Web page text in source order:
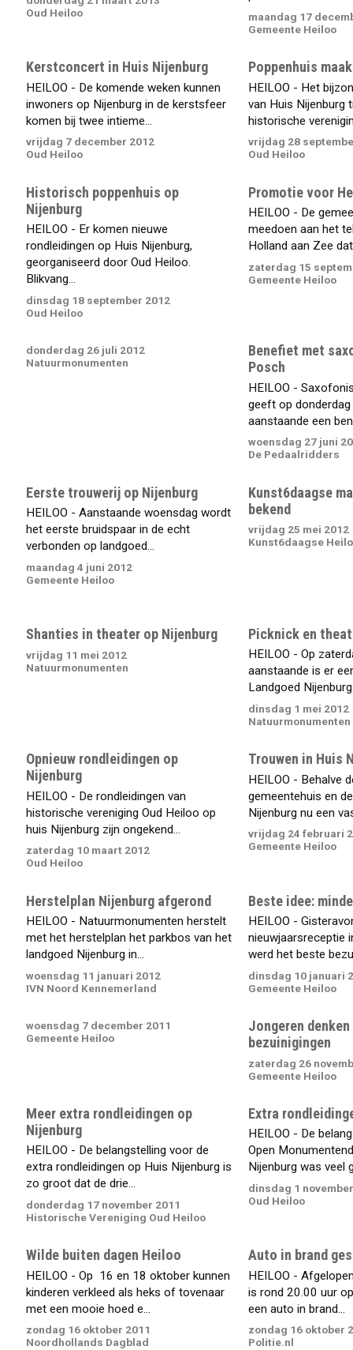
Oud Heiloo
maandag 17
Gemeente Heiloo
Kerstconcert in Huis Nijenburg
HEILOO - De komende weken kunnen
inwoners op Nijenburg in de kerstsfeer
komen bij twee intieme...
vrijdag 7 december 2012
Oud Heiloo
Poppenhuis
HEILOO - Het
van Huis Nijenburg
historische
vrijdag 28
Oud Heiloo
Historisch poppenhuis op
Nijenburg
HEILOO - Er komen nieuwe
rondleidingen op Huis Nijenburg,
georganiseerd door Oud Heiloo.
Blikvang...
dinsdag 18 september 2012
Oud Heiloo
Promotie voor
HEILOO - De
meedoen aan het
Holland aan Zee
zaterdag 15
Gemeente Heiloo
donderdag 26 juli 2012
Natuurmonumenten
Benefiet met
Posch
HEILOO -
geeft op
aanstaande een
woensdag 27 juni
De Pedaalridders
Eerste trouwerij op Nijenburg
HEILOO - Aanstaande woensdag wordt
het eerste bruidspaar in de echt
verbonden op landgoed...
maandag 4 juni 2012
Gemeente Heiloo
Kunst6daagse
bekend
vrijdag 25 mei 2012
Kunst6daagse
Shanties in theater op Nijenburg
vrijdag 11 mei 2012
Natuurmonumenten
Picknick en
HEILOO - Op
aanstaande is er
Landgoed
dinsdag 1 mei 2012
Natuurmonumenten
Opnieuw rondleidingen op
Nijenburg
HEILOO - De rondleidingen van
historische vereniging Oud Heiloo op
huis Nijenburg zijn ongekend...
zaterdag 10 maart 2012
Oud Heiloo
Trouwen in Huis
HEILOO - Behalve
gemeentehuis en
Nijenburg nu een
vrijdag 24 februari
Gemeente Heiloo
Herstelplan Nijenburg afgerond
HEILOO - Natuurmonumenten herstelt
met het herstelplan het parkbos van het
landgoed Nijenburg in...
woensdag 11 januari 2012
IVN Noord Kennemerland
Beste idee:
HEILOO -
nieuwjaarsreceptie
werd het beste
dinsdag 10 januari
Gemeente Heiloo
woensdag 7 december 2011
Gemeente Heiloo
Jongeren
bezuinigingen
zaterdag 26
Gemeente Heiloo
Meer extra rondleidingen op
Nijenburg
HEILOO - De belangstelling voor de
extra rondleidingen op Huis Nijenburg is
zo groot dat de drie...
donderdag 17 november 2011
Historische Vereniging Oud Heiloo
Extra
HEILOO - De
Open
Nijenburg was veel
dinsdag 1
Oud Heiloo
Wilde buiten dagen Heiloo
HEILOO - Op 16 en 18 oktober kunnen
kinderen verkleed als heks of tovenaar
met een mooie hoed e...
zondag 16 oktober 2011
Noordhollands Dagblad
Auto in brand
HEILOO -
is rond 20.00 uur
een auto in brand...
zondag 16 oktober
Politie.nl